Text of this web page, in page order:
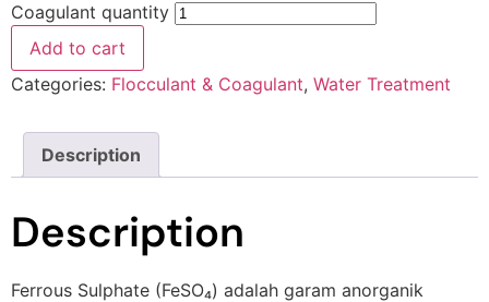
Coagulant quantity
Add to cart
Categories: Flocculant & Coagulant, Water Treatment
Description
Description
Ferrous Sulphate (FeSO₄) adalah garam anorganik